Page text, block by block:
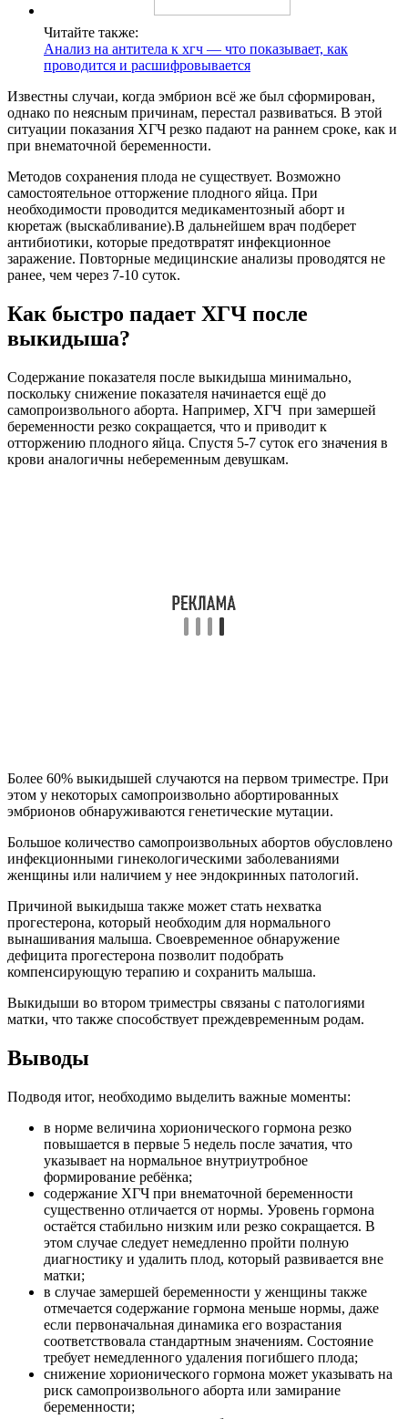
Читайте также:
Анализ на антитела к хгч — что показывает, как
проводится и расшифровывается
Известны случаи, когда эмбрион всё же был сформирован,
однако по неясным причинам, перестал развиваться. В этой
ситуации показания ХГЧ резко падают на раннем сроке, как и
при внематочной беременности.
Методов сохранения плода не существует. Возможно
самостоятельное отторжение плодного яйца. При
необходимости проводится медикаментозный аборт и
кюретаж (выскабливание).В дальнейшем врач подберет
антибиотики, которые предотвратят инфекционное
заражение. Повторные медицинские анализы проводятся не
ранее, чем через 7-10 суток.
Как быстро падает ХГЧ после
выкидыша?
Содержание показателя после выкидыша минимально,
поскольку снижение показателя начинается ещё до
самопроизвольного аборта. Например, ХГЧ при замершей
беременности резко сокращается, что и приводит к
отторжению плодного яйца. Спустя 5-7 суток его значения в
крови аналогичны небеременным девушкам.
Более 60% выкидышей случаются на первом триместре. При
этом у некоторых самопроизвольно абортированных
эмбрионов обнаруживаются генетические мутации.
Большое количество самопроизвольных абортов обусловлено
инфекционными гинекологическими заболеваниями
женщины или наличием у нее эндокринных патологий.
Причиной выкидыша также может стать нехватка
прогестерона, который необходим для нормального
вынашивания малыша. Своевременное обнаружение
дефицита прогестерона позволит подобрать
компенсирующую терапию и сохранить малыша.
Выкидыши во втором триместры связаны с патологиями
матки, что также способствует преждевременным родам.
Выводы
Подводя итог, необходимо выделить важные моменты:
в норме величина хорионического гормона резко
повышается в первые 5 недель после зачатия, что
указывает на нормальное внутриутробное
формирование ребёнка;
содержание ХГЧ при внематочной беременности
существенно отличается от нормы. Уровень гормона
остаётся стабильно низким или резко сокращается. В
этом случае следует немедленно пройти полную
диагностику и удалить плод, который развивается вне
матки;
в случае замершей беременности у женщины также
отмечается содержание гормона меньше нормы, даже
если первоначальная динамика его возрастания
соответствовала стандартным значениям. Состояние
требует немедленного удаления погибшего плода;
снижение хорионического гормона может указывать на
риск самопроизвольного аборта или замирание
беременности;